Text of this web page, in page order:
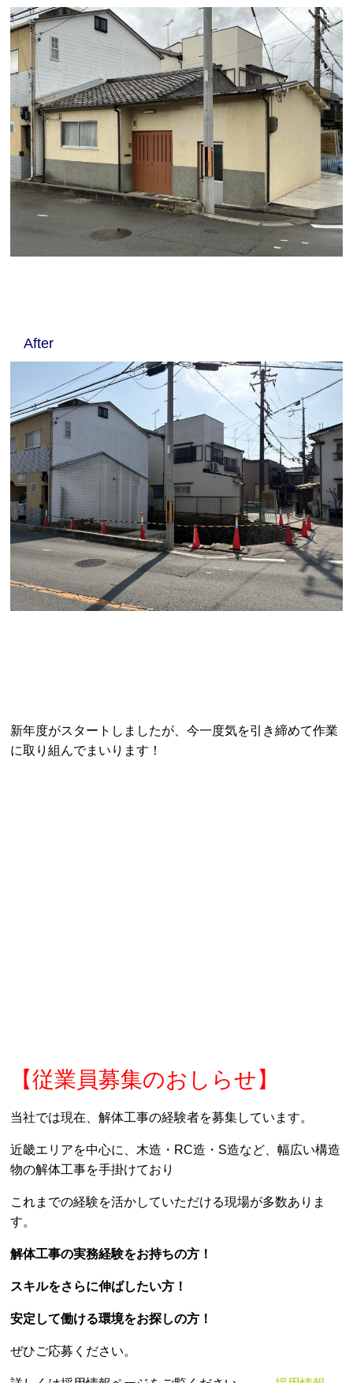
After
新年度がスタートしましたが、今一度気を引き締めて作業
に取り組んでまいります！
【従業員募集のおしらせ】
当社では現在、解体工事の経験者を募集しています。
近畿エリアを中心に、木造・RC造・S造など、幅広い構造
物の解体工事を手掛けており
これまでの経験を活かしていただける現場が多数ありま
す。
解体工事の実務経験をお持ちの方！
スキルをさらに伸ばしたい方！
安定して働ける環境をお探しの方！
ぜひご応募ください。